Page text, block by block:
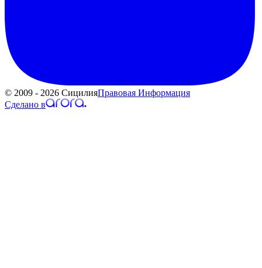
© 2009 - 2026 СицилияПравовая Информация
Сделано в